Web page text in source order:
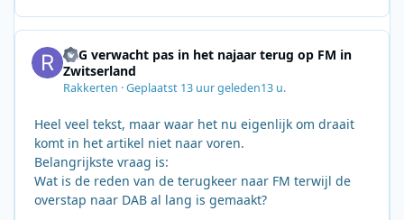
SRG verwacht pas in het najaar terug op FM in
Zwitserland
Rakkerten ·Geplaatst 13 uur geleden13 u.
Heel veel tekst, maar waar het nu eigenlijk om draait
komt in het artikel niet naar voren.
Belangrijkste vraag is:
Wat is de reden van de terugkeer naar FM terwijl de
overstap naar DAB al lang is gemaakt?